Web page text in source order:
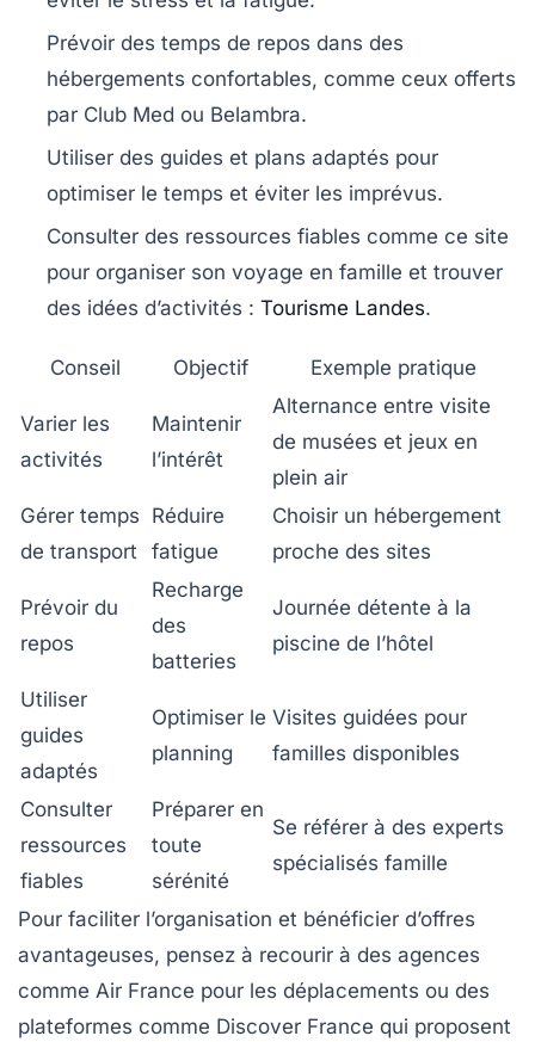
Prévoir des temps de repos dans des
hébergements confortables, comme ceux offerts
par Club Med ou Belambra.
Utiliser des guides et plans adaptés pour
optimiser le temps et éviter les imprévus.
Consulter des ressources fiables comme ce site
pour organiser son voyage en famille et trouver
des idées d’activités : Tourisme Landes.
Conseil Objectif Exemple pratique
Varier les
activités
Maintenir
l’intérêt
Alternance entre visite
de musées et jeux en
plein air
Gérer temps
de transport
Réduire
fatigue
Choisir un hébergement
proche des sites
Prévoir du
repos
Recharge
des
batteries
Journée détente à la
piscine de l’hôtel
Utiliser
guides
adaptés
Optimiser le
planning
Visites guidées pour
familles disponibles
Consulter
ressources
fiables
Préparer en
toute
sérénité
Se référer à des experts
spécialisés famille
Pour faciliter l’organisation et bénéficier d’offres
avantageuses, pensez à recourir à des agences
comme Air France pour les déplacements ou des
plateformes comme Discover France qui proposent